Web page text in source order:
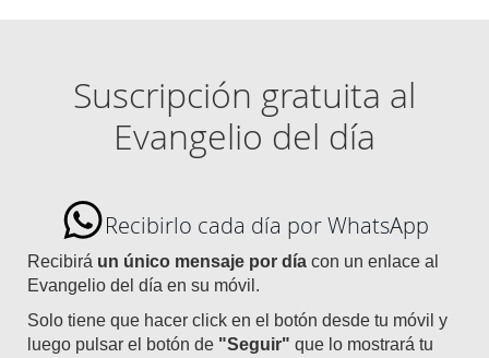
Suscripción gratuita al
Evangelio del día
Recibirlo cada día por WhatsApp
Recibirá un único mensaje por día con un enlace al
Evangelio del día en su móvil.
Solo tiene que hacer click en el botón desde tu móvil y
luego pulsar el botón de "Seguir" que lo mostrará tu